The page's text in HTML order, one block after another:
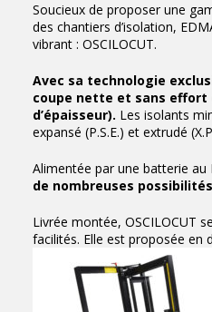
Soucieux de proposer une
des chantiers d’isolation,
vibrant : OSCILOCUT.
Avec sa technologie
coupe nette et sans effort
d’épaisseur). Les isolants
expansé (P.S.E.) et extrudé
Alimentée par une batterie au
de nombreuses
Livrée montée, OSCILOCUT
facilités. Elle est proposée en